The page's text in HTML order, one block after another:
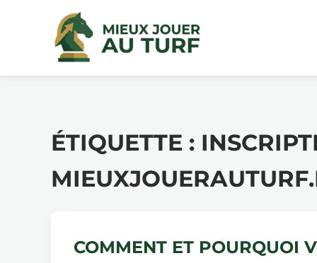
ÉTIQUETTE :
COMMENT ET POURQUOI